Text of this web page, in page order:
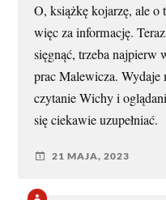
O, książkę kojarzę, ale
więc za informację.
sięgnąć, trzeba najpierw
prac Malewicza. Wydaje
czytanie Wichy i
się ciekawie uzupełniać.
21 MAJA, 2023